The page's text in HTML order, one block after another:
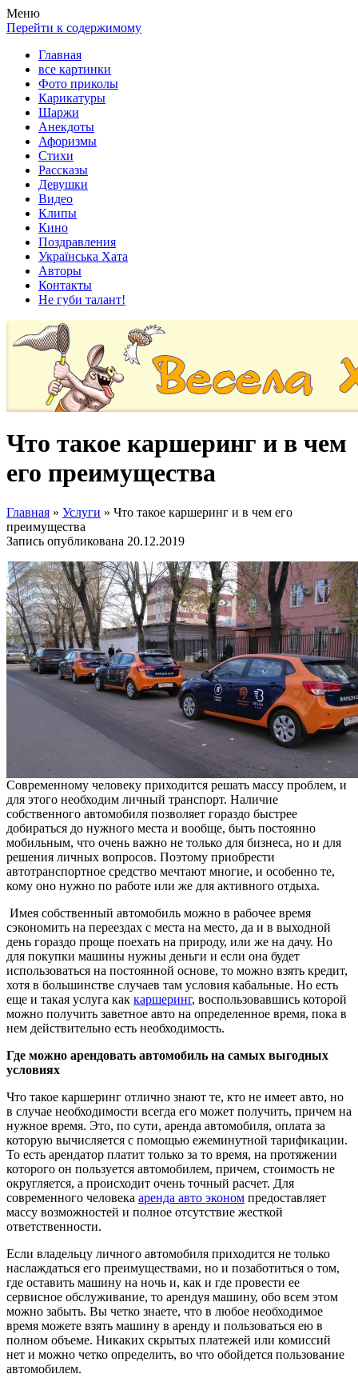
Весела хата — прикольные картинки, смешные истории,
клипы!
Покажем всем ваши фото приколы, карикатуры, шаржи, стихи,
рассказы, видео и песни!
Меню
Перейти к содержимому
Главная
все картинки
Фото приколы
Карикатуры
Шаржи
Анекдоты
Афоризмы
Стихи
Рассказы
Девушки
Видео
Клипы
Кино
Поздравления
Українська Хата
Авторы
Контакты
Не губи талант!
Что такое каршеринг и в чем
его преимущества
Главная » Услуги » Что такое каршеринг и в чем его
преимущества
Запись опубликована 20.12.2019
Современному человеку приходится решать массу проблем, и
для этого необходим личный транспорт. Наличие
собственного автомобиля позволяет гораздо быстрее
добираться до нужного места и вообще, быть постоянно
мобильным, что очень важно не только для бизнеса, но и для
решения личных вопросов. Поэтому приобрести
автотранспортное средство мечтают многие, и особенно те,
кому оно нужно по работе или же для активного отдыха.
Имея собственный автомобиль можно в рабочее время
сэкономить на переездах с места на место, да и в выходной
день гораздо проще поехать на природу, или же на дачу. Но
для покупки машины нужны деньги и если она будет
использоваться на постоянной основе, то можно взять кредит,
хотя в большинстве случаев там условия кабальные. Но есть
еще и такая услуга как каршеринг, воспользовавшись которой
можно получить заветное авто на определенное время, пока в
нем действительно есть необходимость.
Где можно арендовать автомобиль на самых выгодных
условиях
Что такое каршеринг отлично знают те, кто не имеет авто, но
в случае необходимости всегда его может получить, причем на
нужное время. Это, по сути, аренда автомобиля, оплата за
которую вычисляется с помощью ежеминутной тарификации.
То есть арендатор платит только за то время, на протяжении
которого он пользуется автомобилем, причем, стоимость не
округляется, а происходит очень точный расчет. Для
современного человека аренда авто эконом предоставляет
массу возможностей и полное отсутствие жесткой
ответственности.
Если владельцу личного автомобиля приходится не только
наслаждаться его преимуществами, но и позаботиться о том,
где оставить машину на ночь и, как и где провести ее
сервисное обслуживание, то арендуя машину, обо всем этом
можно забыть. Вы четко знаете, что в любое необходимое
время можете взять машину в аренду и пользоваться ею в
полном объеме. Никаких скрытых платежей или комиссий
нет и можно четко определить, во что обойдется пользование
автомобилем.